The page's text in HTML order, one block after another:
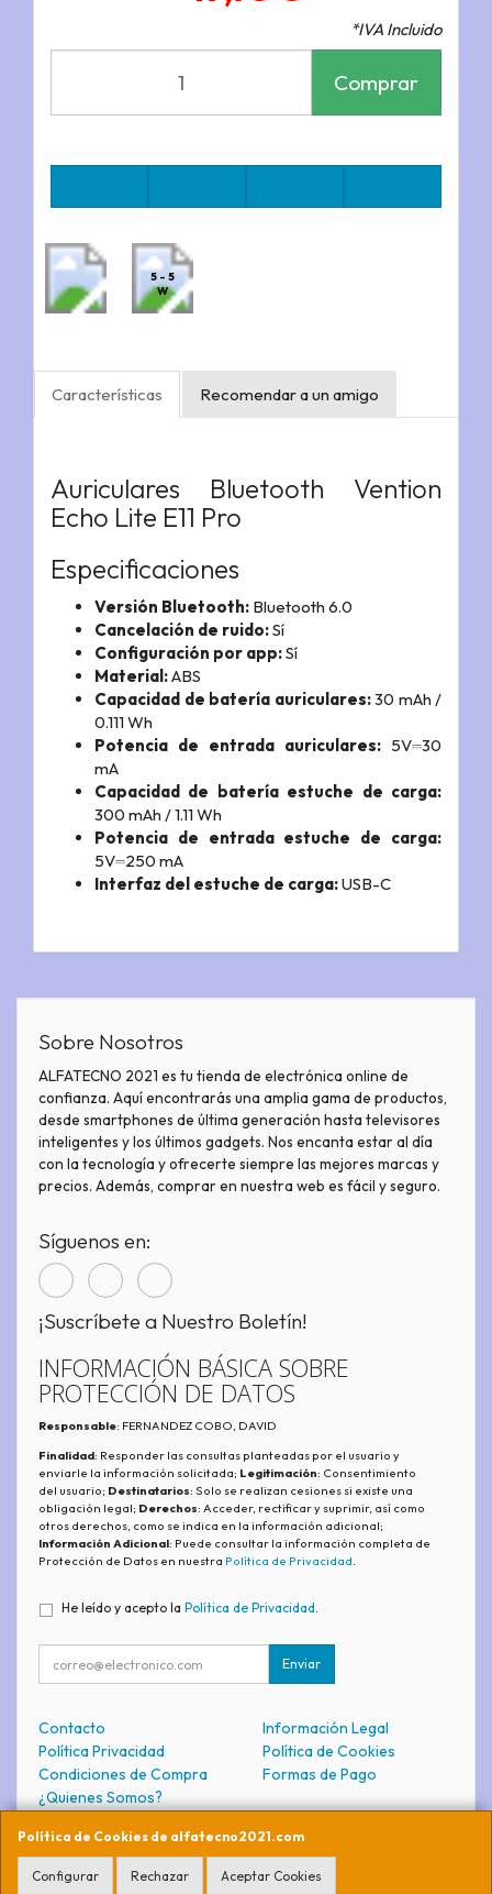
*IVA Incluido
Comprar
5 - 5
W
Características Recomendar a un amigo
Auriculares Bluetooth Vention
Echo Lite E11 Pro
Especificaciones
Versión Bluetooth: Bluetooth 6.0
Cancelación de ruido:Sí
Configuración por app:Sí
Material:ABS
Capacidad de batería auriculares:30 mAh /
0.111 Wh
Potencia de entrada auriculares: 5V⎓30
mA
Capacidad de batería estuche de carga:
300 mAh / 1.11 Wh
Potencia de entrada estuche de carga:
5V⎓250 mA
Interfaz del estuche de carga:USB-C
Política de Cookies de alfatecno2021.com
Configurar Rechazar Aceptar Cookies
Sobre Nosotros
ALFATECNO 2021 es tu tienda de electrónica online de
confianza. Aquí encontrarás una amplia gama de productos,
desde smartphones de última generación hasta televisores
inteligentes y los últimos gadgets. Nos encanta estar al día
con la tecnología y ofrecerte siempre las mejores marcas y
precios. Además, comprar en nuestra web es fácil y seguro.
Síguenos en:
¡Suscríbete a Nuestro Boletín!
INFORMACIÓN BÁSICA SOBRE
PROTECCIÓN DE DATOS
Responsable: FERNANDEZ COBO, DAVID
Finalidad: Responder las consultas planteadas por el usuario y
enviarle la información solicitada; Legitimación: Consentimiento
del usuario; Destinatarios: Solo se realizan cesiones si existe una
obligación legal; Derechos: Acceder, rectificar y suprimir, así como
otros derechos, como se indica en la información adicional;
Información Adicional: Puede consultar la información completa de
Protección de Datos en nuestra Política de Privacidad
He leído y acepto la Política de Privacidad.
Enviar
Contacto
Información Legal
Política Privacidad
Política de Cookies
Condiciones de Compra
Formas de Pago
¿Quienes Somos?
Contacto
soporte@alfatecno2021.com